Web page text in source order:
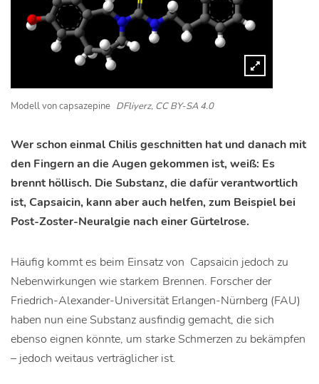
Modell von capsazepine DFliyerz, CC BY-SA 4.0
Wer schon einmal Chilis geschnitten hat und danach mit
den Fingern an die Augen gekommen ist, weiß: Es
brennt höllisch. Die Substanz, die dafür verantwortlich
ist, Capsaicin, kann aber auch helfen, zum Beispiel bei
Post-Zoster-Neuralgie nach einer Gürtelrose.
Häufig kommt es beim Einsatz von Capsaicin jedoch zu
Nebenwirkungen wie starkem Brennen. Forscher der
Friedrich-Alexander-Universität Erlangen-Nürnberg (FAU)
haben nun eine Substanz ausfindig gemacht, die sich
ebenso eignen könnte, um starke Schmerzen zu bekämpfen
– jedoch weitaus verträglicher ist.